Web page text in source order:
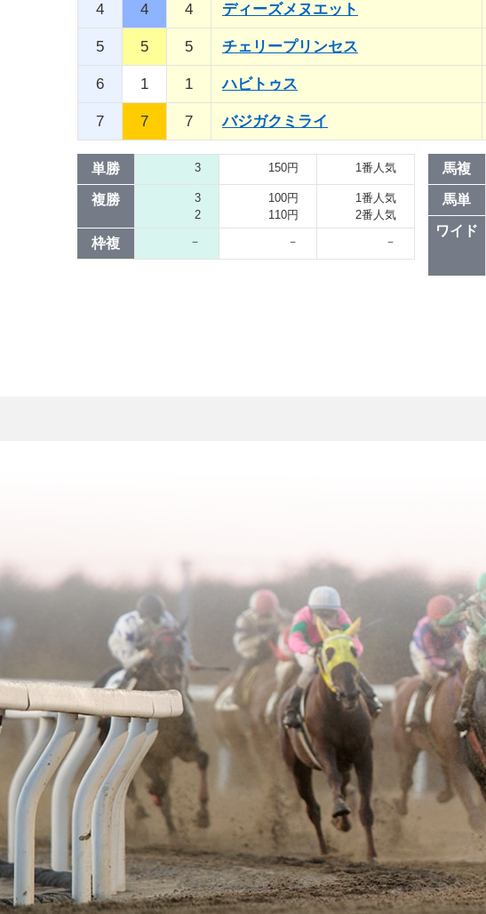
4 4 4 ディーズメヌエット
5 5 5 チェリープリンセス
6 1 1 ハビトゥス
7 7 7 バジガクミライ
単勝 3 150円 1番人気
複勝
3
2
100円
110円
1番人気
2番人気
枠複 － － －
馬複
馬単
ワイド